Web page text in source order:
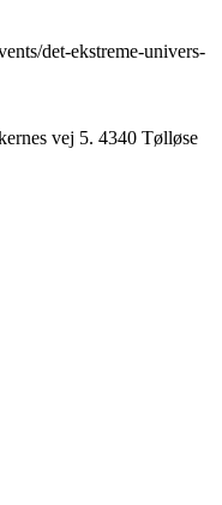
det-ekstreme-univers-
vej 5. 4340 Tølløse